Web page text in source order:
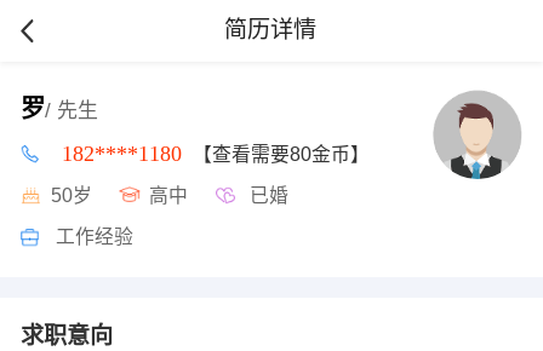
简历详情
罗/ 先生
182****1180 【查看需要80金币】
50岁 高中 已婚
工作经验
求职意向